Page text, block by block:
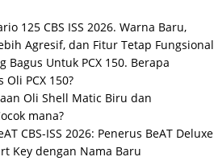
125 CBS ISS 2026. Warna Baru,
Agresif, dan Fitur Tetap Fungsional
Bagus Untuk PCX 150. Berapa
Oli PCX 150?
Oli Shell Matic Biru dan
mana?
CBS-ISS 2026: Penerus BeAT Deluxe
Key dengan Nama Baru